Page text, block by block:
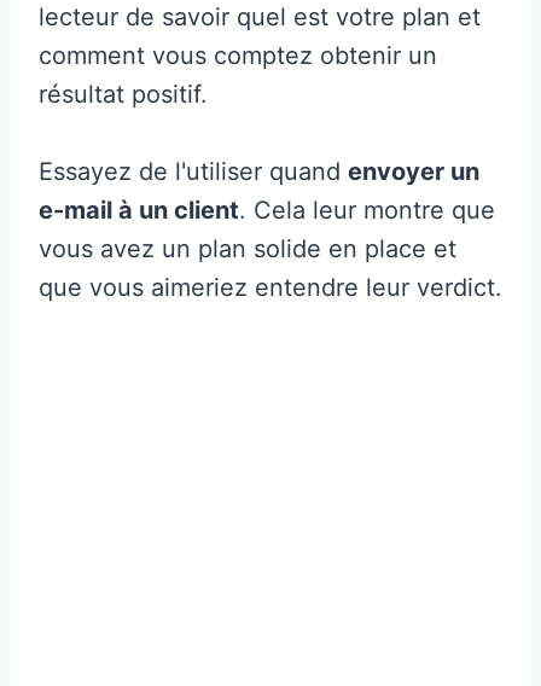
lecteur de savoir quel est votre plan et
comment vous comptez obtenir un
résultat positif.
Essayez de l'utiliser quand envoyer un
e-mail à un client. Cela leur montre que
vous avez un plan solide en place et
que vous aimeriez entendre leur verdict.